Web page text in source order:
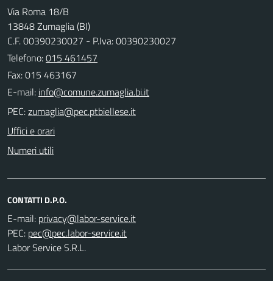
Via Roma 18/B
13848 Zumaglia (BI)
C.F. 00390230027 - P.Iva: 00390230027
Telefono:015 461457
Fax: 015 463167
E-mail:
PEC:
Uffici e orari
Numeri utili
CONTATTI D.P.O.
E-mail:
PEC:
Labor Service S.R.L.